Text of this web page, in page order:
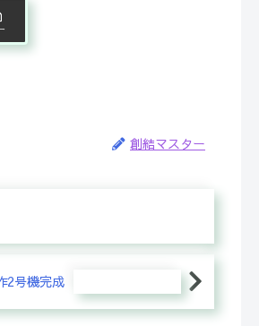
創結マスター
2号機完成